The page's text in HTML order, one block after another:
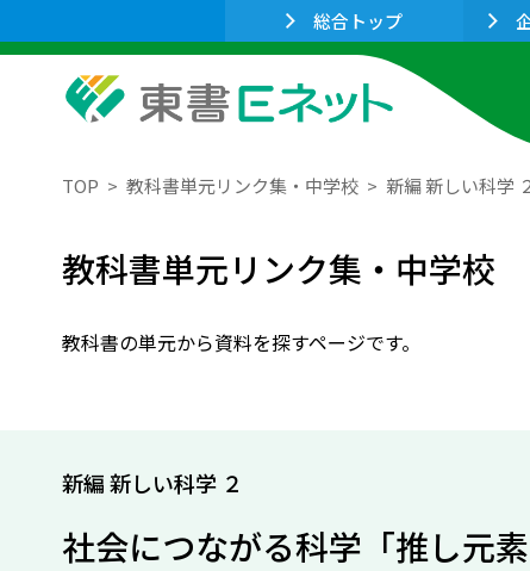
総合トップ
TOP 教科書単元リンク集・中学校 新編 新しい科学
教科書単元リンク集・中学校
教科書の単元から資料を探すページです。
新編 新しい科学 ２
社会につながる科学「推し元